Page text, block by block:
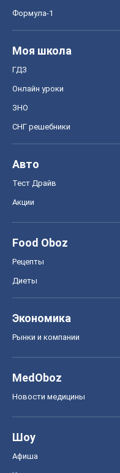
Формула-1
Моя школа
ГДЗ
Онлайн уроки
ЗНО
СНГ решебники
Авто
Тест Драйв
Акции
Food Oboz
Рецепты
Диеты
Экономика
Рынки и компании
MedOboz
Новости медицины
Шоу
Афиша